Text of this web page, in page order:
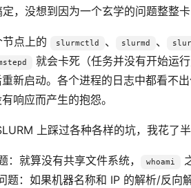
，没想到因为一个玄学的问题整整卡
点上的 slurmctld 、 slurmd 、
就会卡死（任务并没有开始运
新启动。各个进程的日志中都看不
响应而产生的抱怨。
上踩过各种各样的坑，我花了
：就算没有共享文件系统， whoami
题：如果机器名称和 IP 的解析/反向